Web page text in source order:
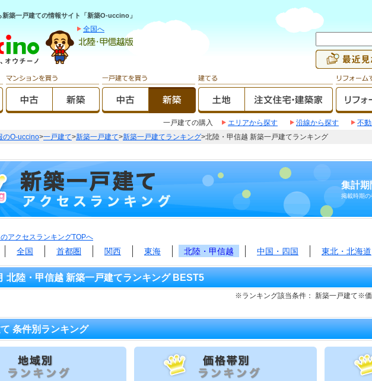
築一戸建ての情報サイト「新築O-uccino」
全国へ
一戸建ての購入 エリアから探す 沿線から探す 不
のO-uccino>一戸建て>新築一戸建て>新築一戸建てランキング>北陸・甲信越 新築一戸建てランキング
集計期
掲載時期
アクセスランキングTOPへ
全国 首都圏 関西 東海 北陸・甲信越 中国・四国 東北・北海道
北陸・甲信越 新築一戸建てランキング BEST5
※ランキング該当条件： 新築一戸建て※価
条件別ランキング